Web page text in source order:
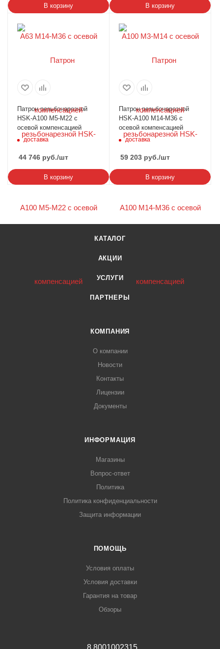
В корзину В корзину
Патрон резьбонарезной
HSK-А100 М5-М22 c
осевой компенсацией
доставка
44 746 руб./шт
В корзину
Патрон резьбонарезной
HSK-А100 М14-М36 c
осевой компенсацией
доставка
59 203 руб./шт
В корзину
КАТАЛОГ
АКЦИИ
УСЛУГИ
ПАРТНЕРЫ
КОМПАНИЯ
О компании
Новости
Контакты
Лицензии
Документы
ИНФОРМАЦИЯ
Магазины
Вопрос-ответ
Политика
Политика конфиденциальности
Защита информации
ПОМОЩЬ
Условия оплаты
Условия доставки
Гарантия на товар
Обзоры
8 8001002315